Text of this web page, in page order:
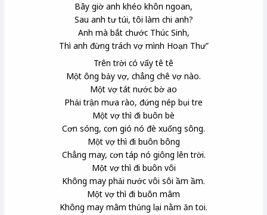
Bây giờ anh khéo khôn ngoan,
Sau anh tư túi, tôi làm chi anh?
Anh mà bắt chước Thúc Sinh,
Thì anh đừng trách vợ mình Hoạn Thư”
Trên trời có vẩy tê tê
Một ông bảy vợ, chẳng chê vợ nào.
Một vợ tát nước bờ ao
Phải trận mưa rào, đứng nép bụi tre
Một vợ thì đi buôn bè
Cơn sóng, cơn gió nó đè xuống sông.
Một vợ thì đi buôn bông
Chẳng may, cơn táp nó giông lên trời.
Một vợ thì đi buôn vôi
Không may phải nước vôi sôi ầm ầm.
Một vợ thì đi buôn mâm
Không may mâm thủng lại nằm ăn toi.